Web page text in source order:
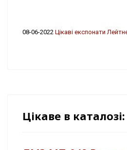
08-06-2022 Цікаві експонати
Цікаве в каталозі: